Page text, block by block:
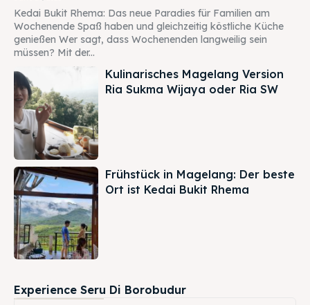
Kedai Bukit Rhema: Das neue Paradies für Familien am
Wochenende Spaß haben und gleichzeitig köstliche Küche
genießen Wer sagt, dass Wochenenden langweilig sein
müssen? Mit der...
Kulinarisches Magelang Version
Ria Sukma Wijaya oder Ria SW
Frühstück in Magelang: Der beste
Ort ist Kedai Bukit Rhema
Experience Seru Di Borobudur